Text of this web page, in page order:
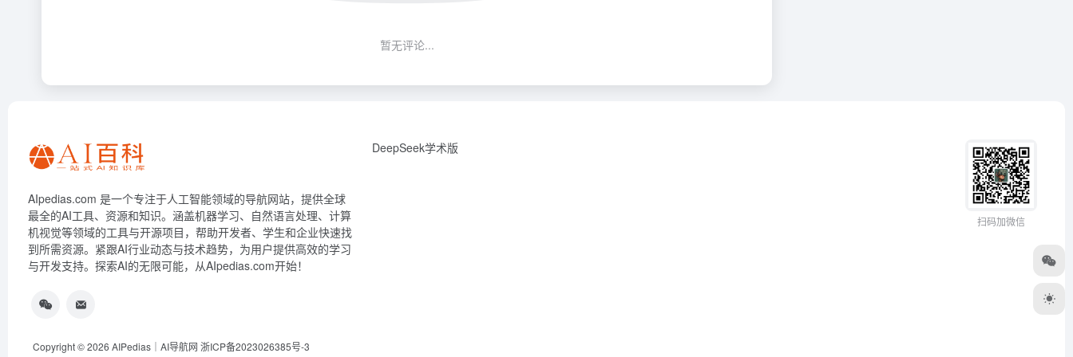
暂无评论...
AIpedias.com 是一个专注于人工智能领域的导航网站，提供全球
最全的AI工具、资源和知识。涵盖机器学习、自然语言处理、计算
机视觉等领域的工具与开源项目，帮助开发者、学生和企业快速找
到所需资源。紧跟AI行业动态与技术趋势，为用户提供高效的学习
与开发支持。探索AI的无限可能，从AIpedias.com开始！
DeepSeek学术版
扫码加微信
Copyright © 2026 AIPedias｜AI导航网 浙ICP备2023026385号-3